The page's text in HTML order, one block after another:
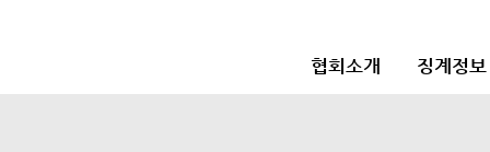
협회소개 징계정